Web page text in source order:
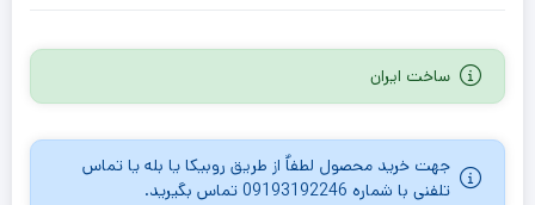
ساخت ایران
جهت خرید محصول لطفاٌ از طریق روبیکا یا بله یا تماس
تلفنی با شماره 09193192246 تماس بگیرید.